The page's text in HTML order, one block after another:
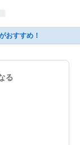
おすすめ！
る